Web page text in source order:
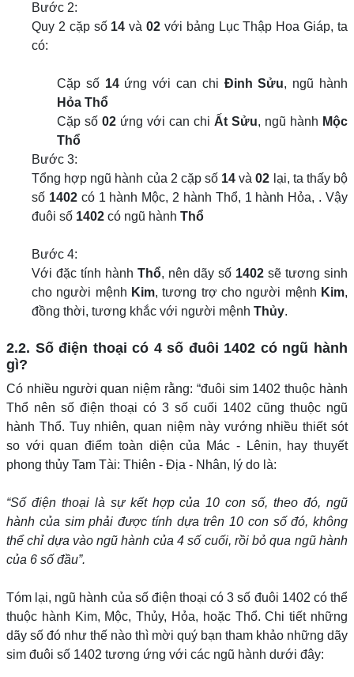
Bước 2:
Quy 2 cặp số 14 và02 với bảng Lục Thập Hoa Giáp, ta
có:
Cặp số 14ứng với can chi Đinh Sửu, ngũ hành
Hỏa Thổ
Cặp số 02 ứng với can chi Ất Sửu, ngũ hành Mộc
Thổ
Bước 3:
Tổng hợp ngũ hành của 2 cặp số 14 và02 lại, ta thấy bộ
số 1402có 1 hành Mộc, 2 hành Thổ, 1 hành Hỏa, . Vậy
đuôi số 1402 có ngũ hành Thổ
Bước 4:
Với đặc tính hành Thổ, nên dãy số 1402 sẽ tương sinh
cho người mệnh Kim, tương trợ cho người mệnh Kim,
đồng thời, tương khắc với người mệnh Thủy.
2.2. Số điện thoại có 4 số đuôi 1402 có ngũ hành
gì?
Có nhiều người quan niệm rằng: “đuôi sim 1402 thuộc hành
Thổ nên số điện thoại có 3 số cuối 1402 cũng thuộc ngũ
hành Thổ. Tuy nhiên, quan niệm này vướng nhiều thiết sót
so với quan điểm toàn diện của Mác - Lênin, hay thuyết
phong thủy Tam Tài: Thiên - Địa - Nhân, lý do là:
“Số điện thoại là sự kết hợp của 10 con số, theo đó, ngũ
hành của sim phải được tính dựa trên 10 con số đó, không
thể chỉ dựa vào ngũ hành của 4 số cuối, rồi bỏ qua ngũ hành
của 6 số đầu”.
Tóm lại, ngũ hành của số điện thoại có 3 số đuôi 1402 có thể
thuộc hành Kim, Mộc, Thủy, Hỏa, hoặc Thổ. Chi tiết những
dãy số đó như thế nào thì mời quý bạn tham khảo những dãy
sim đuôi số 1402 tương ứng với các ngũ hành dưới đây: